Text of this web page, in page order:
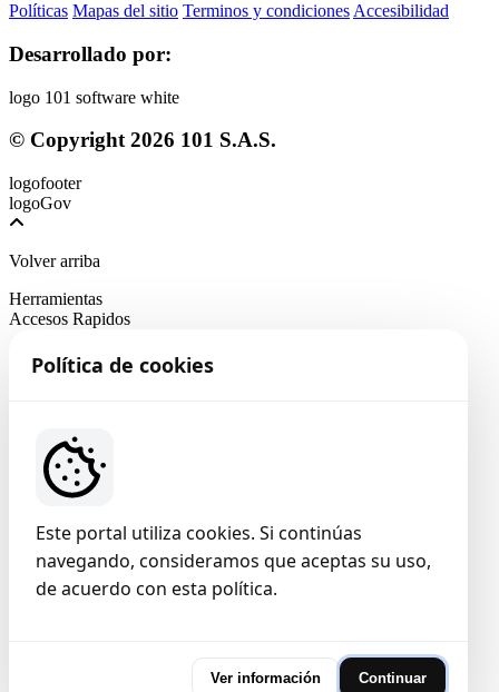
Políticas Mapas del sitio Terminos y condiciones Accesibilidad
Desarrollado por:
© Copyright2026 101 S.A.S.
Volver arriba
Herramientas
Accesos Rapidos
Política de cookies
Este portal utiliza cookies. Si continúas
navegando, consideramos que aceptas su uso,
de acuerdo con esta política.
Ver información Continuar